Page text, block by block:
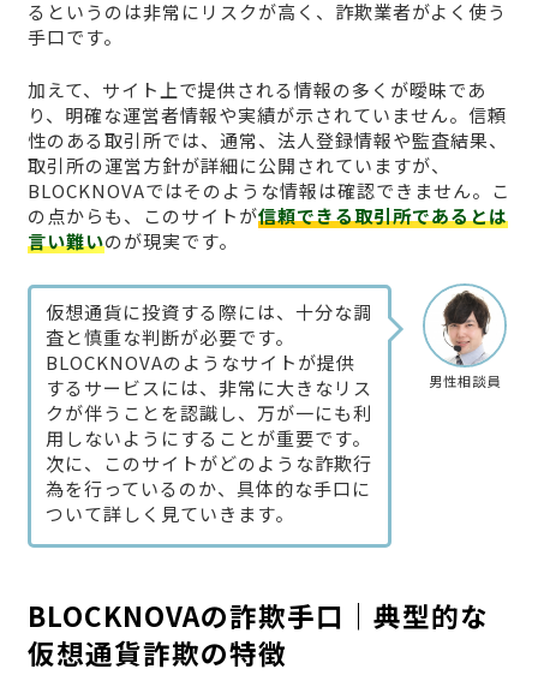
るというのは非常にリスクが高く、詐欺業者がよく使う
手口です。
加えて、サイト上で提供される情報の多くが曖昧であ
り、明確な運営者情報や実績が示されていません。信頼
性のある取引所では、通常、法人登録情報や監査結果、
取引所の運営方針が詳細に公開されていますが、
BLOCKNOVAではそのような情報は確認できません。こ
の点からも、このサイトが信頼できる取引所であるとは
言い難いのが現実です。
男性相談員
仮想通貨に投資する際には、十分な調
査と慎重な判断が必要です。
BLOCKNOVAのようなサイトが提供
するサービスには、非常に大きなリス
クが伴うことを認識し、万が一にも利
用しないようにすることが重要です。
次に、このサイトがどのような詐欺行
為を行っているのか、具体的な手口に
ついて詳しく見ていきます。
BLOCKNOVAの詐欺手口｜典型的な
仮想通貨詐欺の特徴